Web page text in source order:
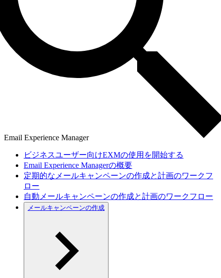
Email Experience Manager
ビジネスユーザー向けEXMの使用を開始する
Email Experience Managerの概要
定期的なメールキャンペーンの作成と計画のワークフ
ロー
自動メールキャンペーンの作成と計画のワークフロー
メールキャンペーンの作成